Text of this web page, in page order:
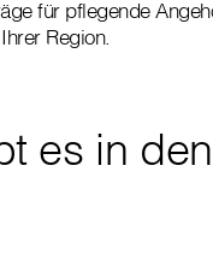
für pflegende
Region.
es in